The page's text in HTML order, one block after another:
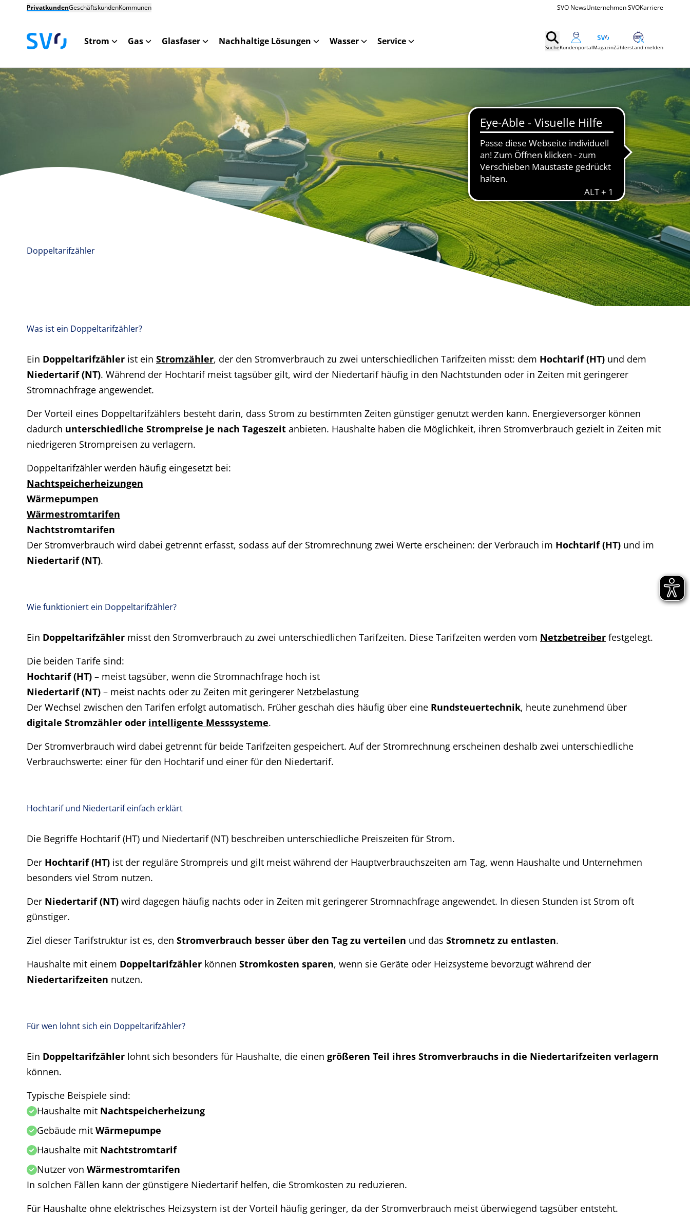
PrivatkundenGeschäftskundenKommunen SVO NewsUnternehmen SVOKarriere
Strom Gas Glasfaser Nachhaltige Lösungen Wasser Service
SucheKundenportalMagazinZählerstand melden
Doppeltarifzähler
Was ist ein Doppeltarifzähler?
Ein Doppeltarifzähler ist einStromzähler, der den Stromverbrauch zu zwei unterschiedlichen Tarifzeiten misst: dem Hochtarif (HT) und dem
Niedertarif (NT). Während der Hochtarif meist tagsüber gilt, wird der Niedertarif häufig in den Nachtstunden oder in Zeiten mit geringerer
Stromnachfrage angewendet.
Der Vorteil eines Doppeltarifzählers besteht darin, dass Strom zu bestimmten Zeiten günstiger genutzt werden kann. Energieversorger können
dadurch unterschiedliche Strompreise je nach Tageszeit anbieten. Haushalte haben die Möglichkeit, ihren Stromverbrauch gezielt in Zeiten mit
niedrigeren Strompreisen zu verlagern.
Doppeltarifzähler werden häufig eingesetzt bei:
Nachtspeicherheizungen
Wärmepumpen
Wärmestromtarifen
Nachtstromtarifen
Der Stromverbrauch wird dabei getrennt erfasst, sodass auf der Stromrechnung zwei Werte erscheinen: der Verbrauch im Hochtarif (HT) und im
Niedertarif (NT).
Wie funktioniert ein Doppeltarifzähler?
Ein Doppeltarifzähler misst den Stromverbrauch zu zwei unterschiedlichen Tarifzeiten. Diese Tarifzeiten werden vom Netzbetreiber festgelegt.
Die beiden Tarife sind:
Hochtarif (HT) – meist tagsüber, wenn die Stromnachfrage hoch ist
Niedertarif (NT) – meist nachts oder zu Zeiten mit geringerer Netzbelastung
Der Wechsel zwischen den Tarifen erfolgt automatisch. Früher geschah dies häufig über eine Rundsteuertechnik, heute zunehmend über
digitale Stromzähler oder intelligente Messsysteme.
Der Stromverbrauch wird dabei getrennt für beide Tarifzeiten gespeichert. Auf der Stromrechnung erscheinen deshalb zwei unterschiedliche
Verbrauchswerte: einer für den Hochtarif und einer für den Niedertarif.
Hochtarif und Niedertarif einfach erklärt
Die Begriffe Hochtarif (HT) und Niedertarif (NT) beschreiben unterschiedliche Preiszeiten für Strom.
Der Hochtarif (HT) ist der reguläre Strompreis und gilt meist während der Hauptverbrauchszeiten am Tag, wenn Haushalte und Unternehmen
besonders viel Strom nutzen.
Der Niedertarif (NT) wird dagegen häufig nachts oder in Zeiten mit geringerer Stromnachfrage angewendet. In diesen Stunden ist Strom oft
günstiger.
Ziel dieser Tarifstruktur ist es, denStromverbrauch besser über den Tag zu verteilen und das Stromnetz zu entlasten.
Haushalte mit einem Doppeltarifzähler könnenStromkosten sparen, wenn sie Geräte oder Heizsysteme bevorzugt während der
Niedertarifzeiten nutzen.
Für wen lohnt sich ein Doppeltarifzähler?
Ein Doppeltarifzähler lohnt sich besonders für Haushalte, die einengrößeren Teil ihres Stromverbrauchs in die Niedertarifzeiten verlagern
können.
Typische Beispiele sind:
Haushalte mit Nachtspeicherheizung
Gebäude mitWärmepumpe
Haushalte mit Nachtstromtarif
Nutzer vonWärmestromtarifen
In solchen Fällen kann der günstigere Niedertarif helfen, die Stromkosten zu reduzieren.
Für Haushalte ohne elektrisches Heizsystem ist der Vorteil häufig geringer, da der Stromverbrauch meist überwiegend tagsüber entsteht.